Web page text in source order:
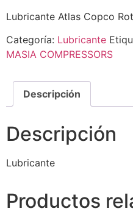
Lubricante Atlas Copco
Categoría: Lubricante
MASIA COMPRESSORS
Descripción
Descripción
Lubricante
Productos